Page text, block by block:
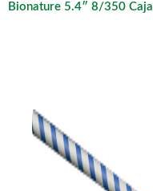
Bionature 5.4″ 8/350 Caja